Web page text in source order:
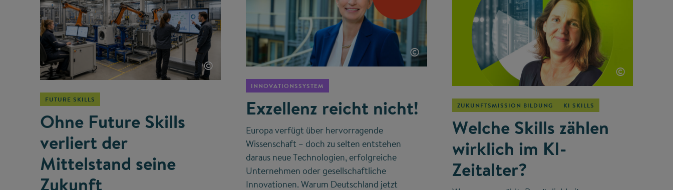
©
FUTURE SKILLS
Ohne Future Skills
verliert der
Mittelstand seine
Zukunft
©
INNOVATIONSSYSTEM
Exzellenz reicht nicht!
Europa verfügt über hervorragende
Wissenschaft – doch zu selten entstehen
daraus neue Technologien, erfolgreiche
Unternehmen oder gesellschaftliche
Innovationen. Warum Deutschland jetzt
©
ZUKUNFTSMISSION BILDUNG KI SKILLS
Welche Skills zählen
wirklich im KI-
Zeitalter?